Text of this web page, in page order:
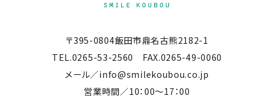
〒395-0804飯田市鼎名古熊2182-1
TEL.0265-53-2560 FAX.0265-49-0060
メール／info@smilekoubou.co.jp
営業時間／10：00～17：00